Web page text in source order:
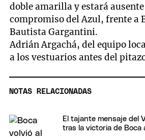
doble amarilla y estará
compromiso del Azul, frente a
Bautista Gargantini.
Adrián Argachá, del equipo
a los vestuarios antes del
NOTAS RELACIONADAS
El tajante mensaje del
tras la victoria de